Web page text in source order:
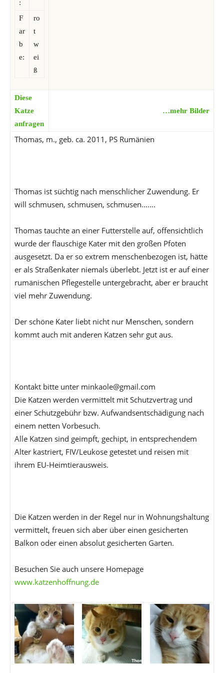
:
F
ar
b
e:
ro
t
w
ei
ß
Diese
Katze
anfragen
…mehr Bilder
Thomas, m., geb. ca. 2011, PS Rumänien
Thomas ist süchtig nach menschlicher Zuwendung. Er
will schmusen, schmusen, schmusen…….
Thomas tauchte an einer Futterstelle auf, offensichtlich
wurde der flauschige Kater mit den großen Pfoten
ausgesetzt. Da er so extrem menschenbezogen ist, hätte
er als Straßenkater niemals überlebt. Jetzt ist er auf einer
rumänischen Pflegestelle untergebracht, aber er braucht
viel mehr Zuwendung.
Der schöne Kater liebt nicht nur Menschen, sondern
kommt auch mit anderen Katzen sehr gut aus.
Kontakt bitte unter minkaole@gmail.com
Die Katzen werden vermittelt mit Schutzvertrag und
einer Schutzgebühr bzw. Aufwandsentschädigung nach
einem netten Vorbesuch.
Alle Katzen sind geimpft, gechipt, in entsprechendem
Alter kastriert, FIV/Leukose getestet und reisen mit
ihrem EU-Heimtierausweis.
Die Katzen werden in der Regel nur in Wohnungshaltung
vermittelt, freuen sich aber über einen gesicherten
Balkon oder einen absolut gesicherten Garten.
Besuchen Sie auch unsere Homepage
www.katzenhoffnung.de